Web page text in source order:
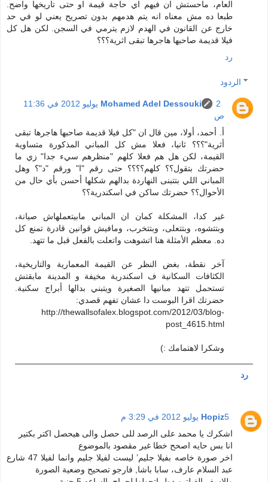
العام، ماحستش ان فيهم اي حاجة قيمة او حتى تاريخها واضح.
طبعا ده مش معناه انه يتم هدمهم بدون تصريح يعني لو في حد
خارج عن القانون في الهدم لازم يترمي في السجن. لكن هل كل
فيلا قديمة صاحبها هاجرها تبقى اثرية؟؟؟
رد
الردود
Mohamed Adel Dessouki
2 يوليو 2012 في 11:36
ص
أ. أحمد، أولا، مين قال ان "كل فيلا قديمة صاحبها هاجرها تبقى
أثرية"؟؟؟ ثانيا، فعلا مش كل المباني المذكورة متساوية
القيمة، لكن هل هم فعلا كلهم "منظرهم سيء جدا" زي ما
حضرتك بتقول؟؟ كلهم؟؟؟؟ حتى رقم "ا" ورقم "د"؟ وهل
المباني اللي بتتبنى النهاردة بدالهم شكلها أحسن بأي حال من
الأحوال؟؟ حضرتك ساكن في اسكندرية؟؟
غير كدا، المشكلة كمان ان المباني مابيتعملهاش صيانة،
وبتتشوه، وبتتعلى، وبتتخرب، ومافيش قوانين قادرة تمنع كل
ده. معظم الأمثلة هنا اتشوهت واتعلت بالفعل قبل ما تتهد.
آخر نقطة، بغض النظر عن القيمة المعمارية والتاريخية،
الكثافات السكانية ف اسكندرية مخيفة و المدينة مابقتش
تستحمل تتهد مبانيها الصغيرة ويتبني بدالها أبراج سكنية.
حضرتك اقرا البوست دا عشان تفهم قصدي:
http://thewallsofalex.blogspot.com/2012/03/blog-
post_4615.html
وشكرا لاهتمامك :)
رد
Hopiz5 يوليو 2012 في 3:29 م
اشكرك يا محمد على الرصد للى حصل والى هيحصل اكتر بكتير
انا بس حايه اصحح خطا غير مقصود بالموضوع
اخر صورة خاصه بفيلا جليم’ ليست لفيلا جليم وانما لفيلا 47 شارع
عبد السلام عارف، سابا باشا, فارجو تصحيح وضعية الصورة